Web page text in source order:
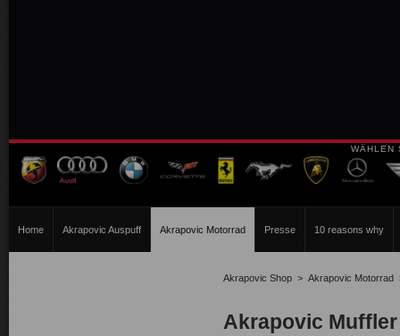
WÄHLEN
Home Akrapovic Auspuff Akrapovic Motorrad Presse 10 reasons why
Akrapovic Shop > Akrapovic Motorrad
Akrapovic